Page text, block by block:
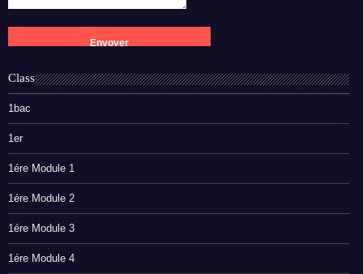
Class
1bac
1er
1ére Module 1
1ére Module 2
1ére Module 3
1ére Module 4